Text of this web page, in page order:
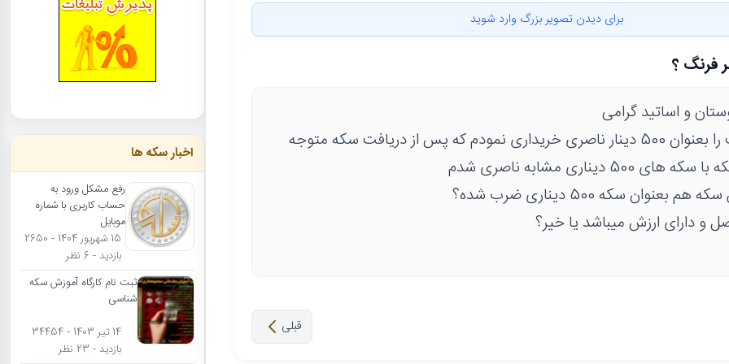
برای دیدن تصویر بزرگ وارد شوید
و اساتید گرامی
بنده سکه پیوست را بعنوان 500 دینار ناصری خریداری نمودم که پس از دریافت سکه متوجه
دیناری مشابه ناصری شدم
سکه 500 دیناری ضرب شده؟
و دارای ارزش میباشد یا خیر؟
قبلی
اخبار سکه ها
رفع مشکل ورود به
حساب کاربری با شماره
موبایل
15 شهریور 1404 - 2650
بازدید - 6 نظر
ثبت نام کارگاه آموزش سکه
شناسی
14 تیر 1403 - 34454
بازدید - 23 نظر